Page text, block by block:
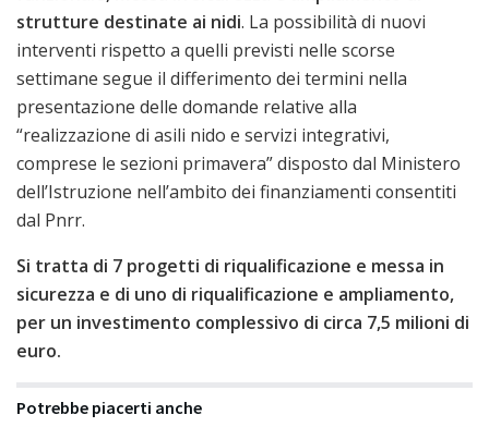
strutture destinate ai nidi. La possibilità di nuovi
interventi rispetto a quelli previsti nelle scorse
settimane segue il differimento dei termini nella
presentazione delle domande relative alla
“realizzazione di asili nido e servizi integrativi,
comprese le sezioni primavera” disposto dal Ministero
dell’Istruzione nell’ambito dei finanziamenti consentiti
dal Pnrr.
Si tratta di 7 progetti di riqualificazione e messa in
sicurezza e di uno di riqualificazione e ampliamento,
per un investimento complessivo di circa 7,5 milioni di
euro.
Potrebbe piacerti anche